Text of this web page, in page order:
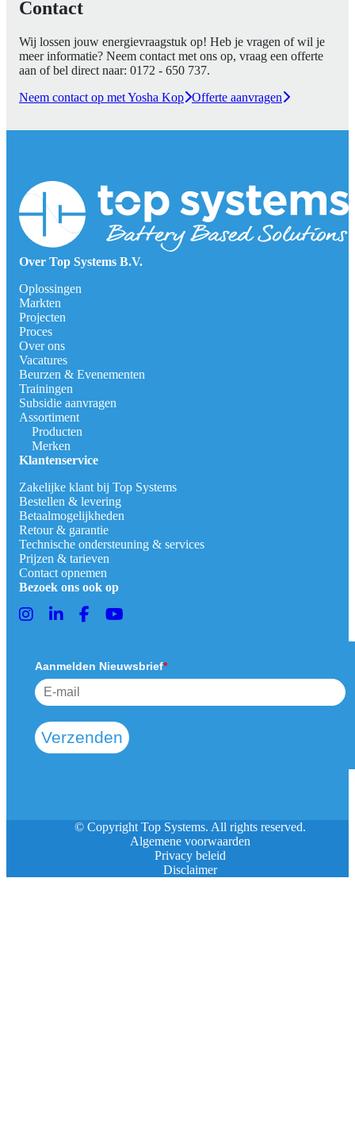
Contact
Wij lossen jouw energievraagstuk op! Heb je vragen of wil je
meer informatie? Neem contact met ons op, vraag een offerte
aan of bel direct naar: 0172 - 650 737.
Neem contact op met Yosha Kop Offerte aanvragen
Over Top Systems B.V.
Oplossingen
Markten
Projecten
Proces
Over ons
Vacatures
Beurzen & Evenementen
Trainingen
Subsidie aanvragen
Assortiment
Producten
Merken
Klantenservice
Zakelijke klant bij Top Systems
Bestellen & levering
Betaalmogelijkheden
Retour & garantie
Technische ondersteuning & services
Prijzen & tarieven
Contact opnemen
Bezoek ons ook op
Aanmelden Nieuwsbrief*
Verzenden
© Copyright Top Systems. All rights reserved.
Algemene voorwaarden
Privacy beleid
Disclaimer